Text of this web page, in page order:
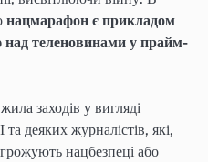
нацмарафон є прикладом
над теленовинами у прайм-
заходів у вигляді
деяких журналістів, які,
нацбезпеці або